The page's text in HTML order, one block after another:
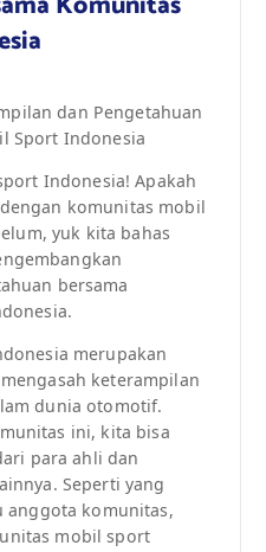
dan Pengetahuan
Sport Indonesia
Indonesia! Apakah
komunitas mobil
yuk kita bahas
bersama
merupakan
keterampilan
dunia otomotif.
ini, kita bisa
para ahli dan
Seperti yang
anggota komunitas,
mobil sport